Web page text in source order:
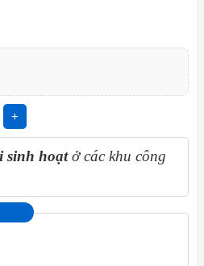
+
sinh hoạtở các khu công